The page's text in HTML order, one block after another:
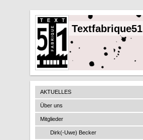
Textfabrique51
AKTUELLES
Über uns
Mitglieder
Dirk(-Uwe) Becker